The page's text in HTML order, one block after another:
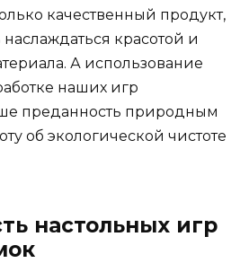
качественный продукт,
красотой и
А использование
наших игр
преданность природным
об экологической чистоте
настольных игр